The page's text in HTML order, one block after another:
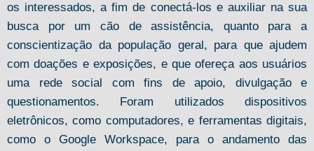
os interessados, a fim de conectá-los e auxiliar na sua
busca por um cão de assistência, quanto para a
conscientização da população geral, para que ajudem
com doações e exposições, e que ofereça aos usuários
uma rede social com fins de apoio, divulgação e
questionamentos. Foram utilizados dispositivos
eletrônicos, como computadores, e ferramentas digitais,
como o Google Workspace, para o andamento das